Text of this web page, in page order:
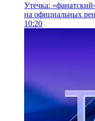
Утечка:
на официальных
10:20